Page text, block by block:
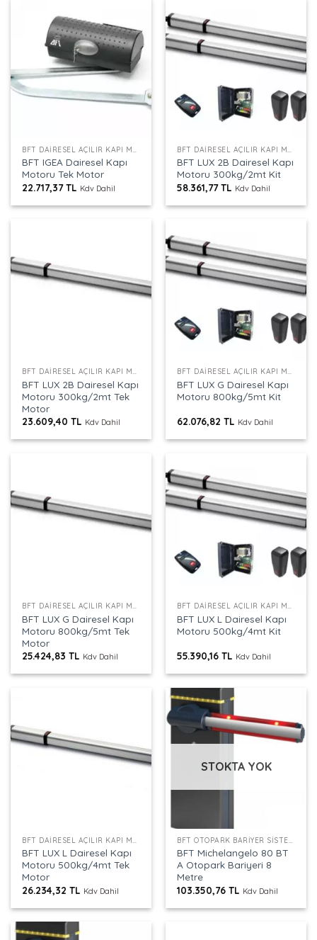
BFT DAIRESEL AÇILIR KAPI MOTORU
BFT IGEA Dairesel Kapı
Motoru Tek Motor
22.717,37TL Kdv Dahil
BFT DAIRESEL AÇILIR KAPI MOTORU
BFT LUX 2B Dairesel Kapı
Motoru 300kg/2mt Kit
58.361,77TL Kdv Dahil
BFT DAIRESEL AÇILIR KAPI MOTORU
BFT LUX 2B Dairesel Kapı
Motoru 300kg/2mt Tek
Motor
23.609,40TL Kdv Dahil
BFT DAIRESEL AÇILIR KAPI MOTORU
BFT LUX G Dairesel Kapı
Motoru 800kg/5mt Kit
62.076,82TL Kdv Dahil
BFT DAIRESEL AÇILIR KAPI MOTORU
BFT LUX G Dairesel Kapı
Motoru 800kg/5mt Tek
Motor
25.424,83TL Kdv Dahil
BFT DAIRESEL AÇILIR KAPI MOTORU
BFT LUX L Dairesel Kapı
Motoru 500kg/4mt Kit
55.390,16TL Kdv Dahil
BFT LUX L Dairesel Kapı
Motoru 500kg/4mt Tek
Motor
26.234,32TL Kdv Dahil
STOKTA YOK
BFT Michelangelo 80 BT
A Otopark Bariyeri 8
Metre
103.350,76TL Kdv Dahil